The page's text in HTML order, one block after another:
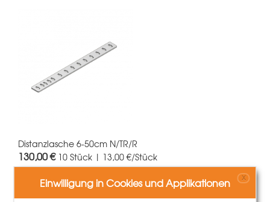
Distanzlasche 6-50cm N/TR/R
130,00 € 10 Stück | 13,00 €/Stück
Mehr Informationen
Einwilligung in Cookies und Applikationen X